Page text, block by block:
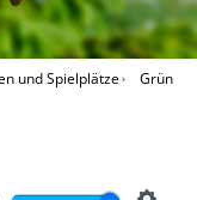
und Spielplätze Grün in